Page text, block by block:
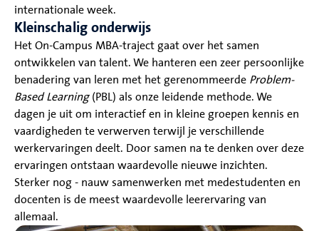
internationale week.
Kleinschalig onderwijs
Het On-Campus MBA-traject gaat over het samen
ontwikkelen van talent. We hanteren een zeer persoonlijke
benadering van leren met het gerenommeerde Problem-
Based Learning (PBL) als onze leidende methode. We
dagen je uit om interactief en in kleine groepen kennis en
vaardigheden te verwerven terwijl je verschillende
werkervaringen deelt. Door samen na te denken over deze
ervaringen ontstaan waardevolle nieuwe inzichten.
Sterker nog - nauw samenwerken met medestudenten en
docenten is de meest waardevolle leerervaring van
allemaal.